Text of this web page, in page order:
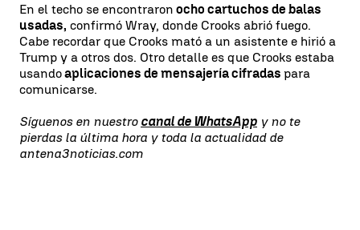
En el techo se encontraron ocho cartuchos de balas
usadas, confirmó Wray, donde Crooks abrió fuego.
Cabe recordar que Crooks mató a un asistente e hirió a
Trump y a otros dos. Otro detalle es que Crooks estaba
usandoaplicaciones de mensajería cifradas para
comunicarse.
Síguenos en nuestro canal de WhatsApp y no te
pierdas la última hora y toda la actualidad de
antena3noticias.com